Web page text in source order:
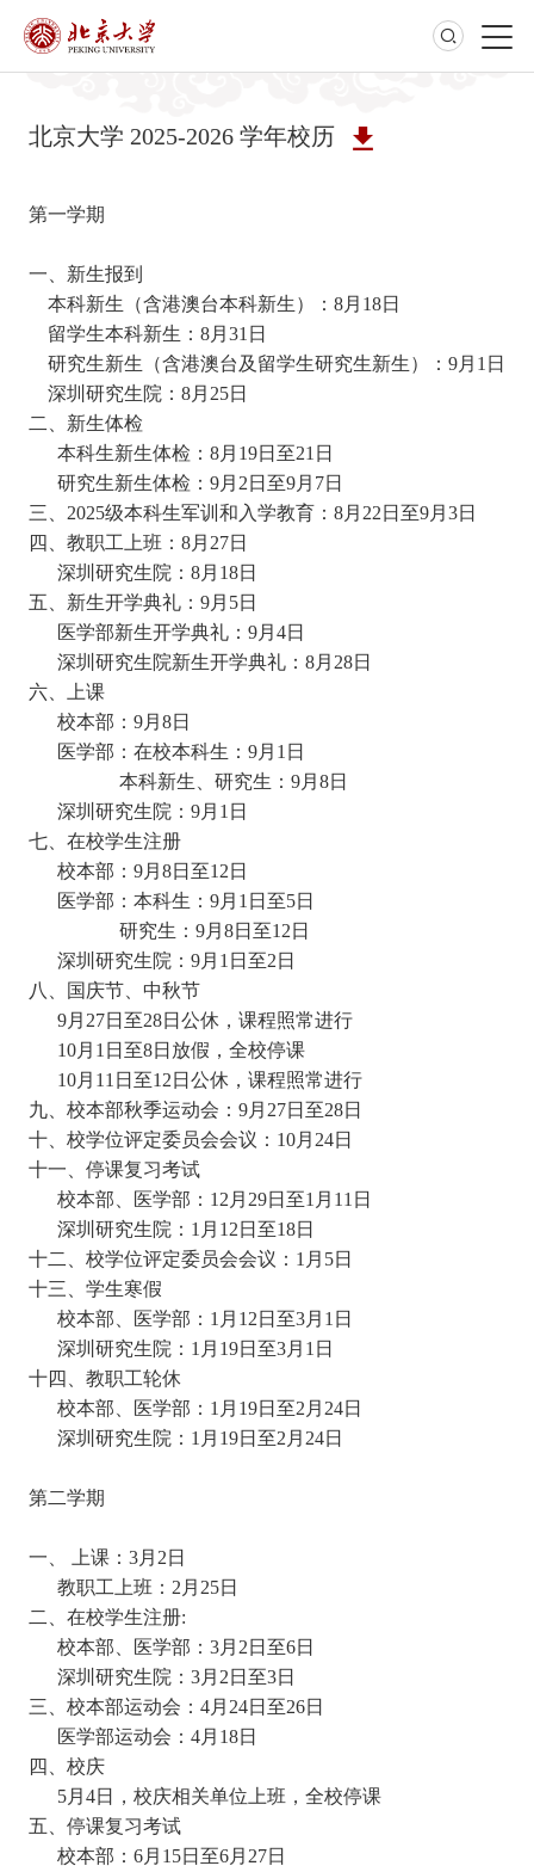
北京大学 2025-2026 学年校历
第一学期
一、新生报到
本科新生（含港澳台本科新生）：8月18日
留学生本科新生：8月31日
研究生新生（含港澳台及留学生研究生新生）：9月1日
深圳研究生院：8月25日
二、新生体检
本科生新生体检：8月19日至21日
研究生新生体检：9月2日至9月7日
三、2025级本科生军训和入学教育： 8月22日至9月3日
四、教职工上班： 8月27日
深圳研究生院：8月18日
五、新生开学典礼： 9月5日
医学部新生开学典礼：9月4日
深圳研究生院新生开学典礼：8月28日
六、上课
校本部：9月8日
医学部：在校本科生：9月1日
本科新生、研究生：9月8日
深圳研究生院：9月1日
七、在校学生注册
校本部：9月8日至12日
医学部：本科生：9月1日至5日
研究生：9月8日至12日
深圳研究生院：9月1日至2日
八、国庆节、中秋节
9月27日至28日公休，课程照常进行
10月1日至8日放假，全校停课
10月11日至12日公休，课程照常进行
九、校本部秋季运动会： 9月27日至28日
十、校学位评定委员会会议 ：10月24日
十一、停课复习考试
校本部、医学部：12月29日至1月11日
深圳研究生院：1月12日至18日
十二、校学位评定委员会会议 ：1月5日
十三、学生寒假
校本部、医学部：1月12日至3月1日
深圳研究生院：1月19日至3月1日
十四、教职工轮休
校本部、医学部：1月19日至2月24日
深圳研究生院：1月19日至2月24日
第二学期
一、 上课：3月2日
教职工上班：2月25日
二、在校学生注册:
校本部、医学部：3月2日至6日
深圳研究生院：3月2日至3日
三、校本部运动会： 4月24日至26日
医学部运动会：4月18日
四、校庆
5月4日，校庆相关单位上班，全校停课
五、停课复习考试
校本部：6月15日至6月27日